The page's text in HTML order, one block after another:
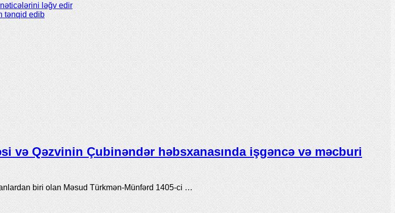
ləğv edir
tənqid edib
və Qəzvinin Çubinəndər həbsxanasında işgəncə və məcburi
biri olan Məsud Türkmən-Münfərd 1405-ci …